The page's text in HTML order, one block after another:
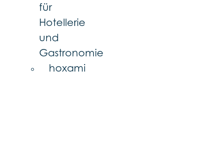
für
Hotellerie
und
Gastronomie
hoxami